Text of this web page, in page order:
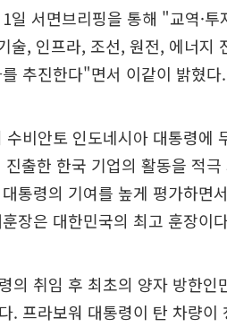
일 서면브리핑을 통해 "교역·
술, 인프라, 조선, 원전, 에너지
추진한다"면서 이같이 밝혔다.
비안토 인도네시아 대통령에
출한 한국 기업의 활동을 적
통령의 기여를 높게 평가하면
장은 대한민국의 최고 훈장이
의 취임 후 최초의 양자 방한
. 프라보워 대통령이 탄 차량